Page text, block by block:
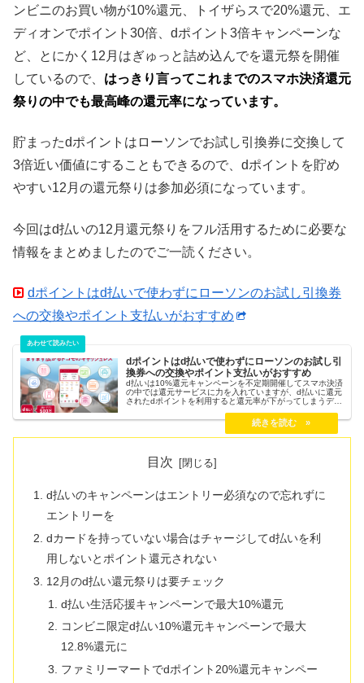
ンビニのお買い物が10%還元、トイザらスで20%還元、エ
ディオンでポイント30倍、dポイント3倍キャンペーンな
ど、とにかく12月はぎゅっと詰め込んでを還元祭を開催
しているので、 はっきり言ってこれまでのスマホ決済還元
祭りの中でも最高峰の還元率になっています。
貯まったdポイントはローソンでお試し引換券に交換して
3倍近い価値にすることもできるので、dポイントを貯め
やすい12月の還元祭りは参加必須になっています。
今回はd払いの12月還元祭りをフル活用するために必要な
情報をまとめましたのでご一読ください。
dポイントはd払いで使わずにローソンのお試し引換券
への交換やポイント支払いがおすすめ
dポイントはd払いで使わずにローソンのお試し引
換券への交換やポイント支払いがおすすめ
d払いは10%還元キャンペーンを不定期開催してスマホ決済
の中では還元サービスに力を入れていますが、d払いに還元
されたdポイントを利用すると還元率が下がってしまうデメ
がいまいちなのは残念ですよね。しかし、「dポイントとし
て使用する」「ローソンのお試し引換券に交換する」の2つ
の方法で問題は解決するんです。今回はdポイントをムダな
目次
d払いのキャンペーンはエントリー必須なので忘れずに
エントリーを
dカードを持っていない場合はチャージしてd払いを利
用しないとポイント還元されない
12月のd払い還元祭りは要チェック
d払い生活応援キャンペーンで最大10%還元
コンビニ限定d払い10%還元キャンペーンで最大
12.8%還元に
ファミリーマートでdポイント20%還元キャンペー